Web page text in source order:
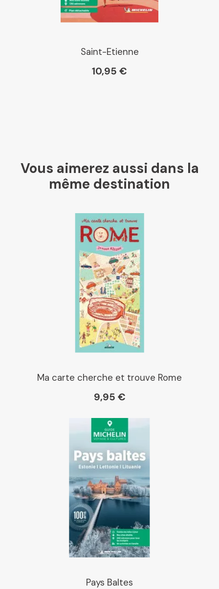
Saint-Etienne
10,95 €
Vous aimerez aussi dans la
même destination
Ma carte cherche et trouve Rome
9,95 €
Pays Baltes